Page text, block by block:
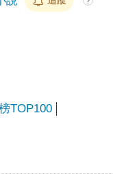
TOP100